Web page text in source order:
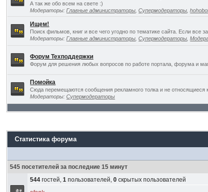
А так же обо всем на свете :)
Модераторы:Главные администраторы ,Супермодераторы ,
Ищем!
Поиск фильмов, книг и все чего угодно по тематике сайта. Если все
Модераторы:Главные администраторы ,Супермодераторы ,
Форум Техподдержки
Форум для решения любых вопросов по работе портала, форума и
Помойка
Сюда перемещаются сообщения рекламного толка и не относящиеся
Модераторы:Супермодераторы
Статистика форума
545 посетителей за последние 15 минут
544 гостей,1 пользователей,0 скрытых пользователей